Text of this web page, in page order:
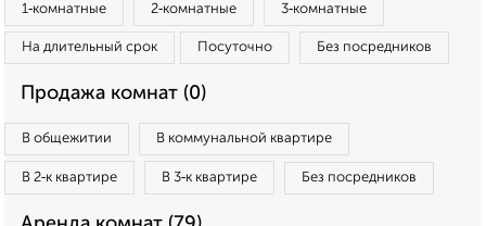
1‑комнатные 2‑комнатные 3‑комнатные
На длительный срок Посуточно Без посредников
Продажа комнат (0)
В общежитии В коммунальной квартире
В 2‑к квартире В 3‑к квартире Без посредников